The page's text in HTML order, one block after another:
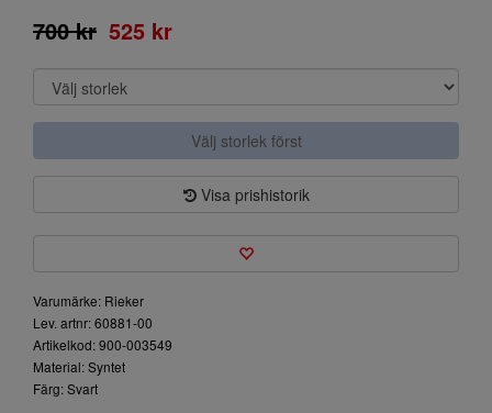
700 kr 525 kr
Välj storlek först
Visa prishistorik
Varumärke: Rieker
Lev. artnr: 60881-00
Artikelkod: 900-003549
Material: Syntet
Färg: Svart